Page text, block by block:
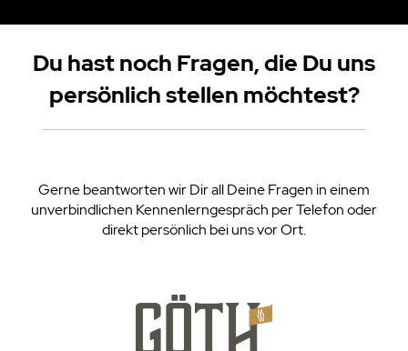
Du hast noch Fragen, die Du uns
persönlich stellen möchtest?
Gerne beantworten wir Dir all Deine Fragen in einem
unverbindlichen Kennenlerngespräch per Telefon oder
direkt persönlich bei uns vor Ort.